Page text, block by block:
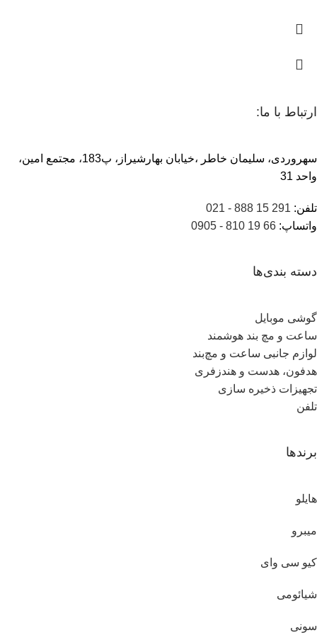
ارتباط با ما:
سهروردی، سلیمان خاطر ،خیابان بهارشیراز، پ183، مجتمع امین،
واحد 31
تلفن: 291 15 888 - 021
واتساپ: 66 19 810 - 0905
دسته بندی‌ها
گوشی موبایل
ساعت و مچ بند هوشمند
لوازم جانبی ساعت و مچ‌بند
هدفون، هدست و هندزفری
تجهیزات ذخیره سازی
تلفن
برندها
هایلو
میبرو
کیو سی وای
شیائومی
سونی